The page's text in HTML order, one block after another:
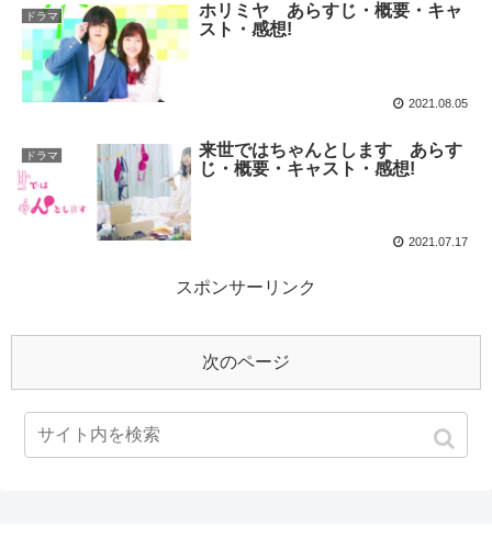
ドラマ
ホリミヤ あらすじ・概要・キャ
スト・感想!
2021.08.05
ドラマ
来世ではちゃんとします あらす
じ・概要・キャスト・感想!
2021.07.17
スポンサーリンク
次のページ
1